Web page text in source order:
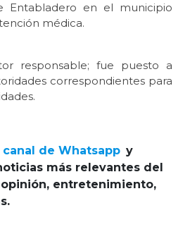
Entabladero en el municipio
médica.
responsable; fue puesto a
correspondientes para
de Whatsapp y
más relevantes del
entretenimiento,